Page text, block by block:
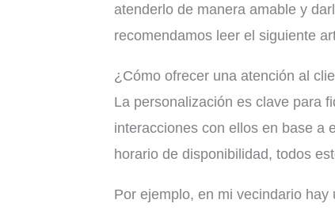
atenderlo de manera amable y
recomendamos leer el siguiente
¿Cómo ofrecer una atención al
La personalización es clave para
interacciones con ellos en base a
horario de disponibilidad, todos
Por ejemplo, en mi vecindario